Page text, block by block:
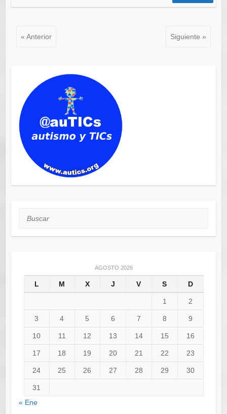
« Anterior Siguiente »
Buscar
AGOSTO 2026
L M X J V S D
1 2
3 4 5 6 7 8 9
10 11 12 13 14 15 16
17 18 19 20 21 22 23
24 25 26 27 28 29 30
31
« Ene